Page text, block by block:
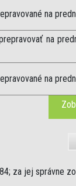
na
na
na
za jej správne